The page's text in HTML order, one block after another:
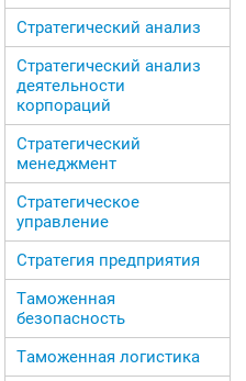
Стратегический анализ
Стратегический анализ
деятельности
корпораций
Стратегический
менеджмент
Стратегическое
управление
Стратегия предприятия
Таможенная
безопасность
Таможенная логистика